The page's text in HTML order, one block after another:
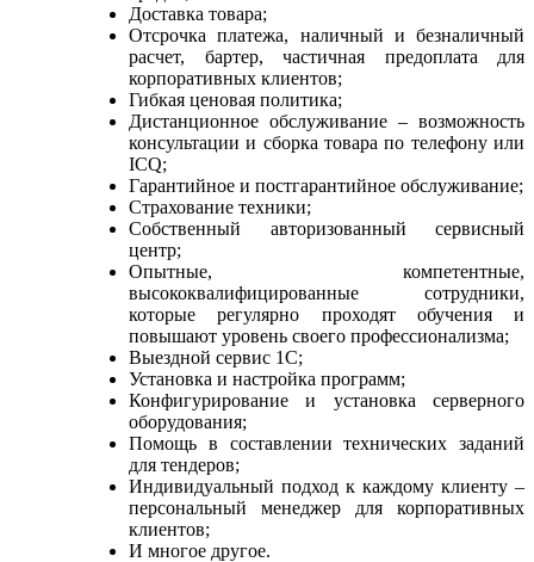
Доставка товара;
Отсрочка платежа, наличный и безналичный
расчет, бартер, частичная предоплата для
корпоративных клиентов;
Гибкая ценовая политика;
Дистанционное обслуживание – возможность
консультации и сборка товара по телефону или
ICQ;
Гарантийное и постгарантийное обслуживание;
Страхование техники;
Собственный авторизованный сервисный
центр;
Опытные, компетентные,
высококвалифицированные сотрудники,
которые регулярно проходят обучения и
повышают уровень своего профессионализма;
Выездной сервис 1С;
Установка и настройка программ;
Конфигурирование и установка серверного
оборудования;
Помощь в составлении технических заданий
для тендеров;
Индивидуальный подход к каждому клиенту –
персональный менеджер для корпоративных
клиентов;
И многое другое.